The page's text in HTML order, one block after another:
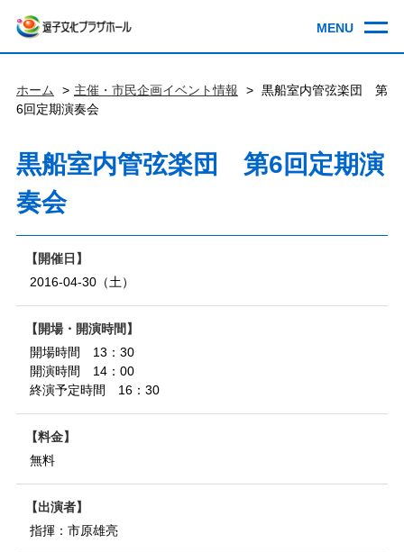
ホーム 主催・市民企画イベント情報
黒船室内管弦楽団 第
6回定期演奏会
黒船室内管弦楽団 第6回定期演
奏会
開催日
2016-04-30（土）
開場・開演時間
開場時間 13：30
開演時間 14：00
終演予定時間 16：30
料金
無料
出演者
指揮：市原雄亮